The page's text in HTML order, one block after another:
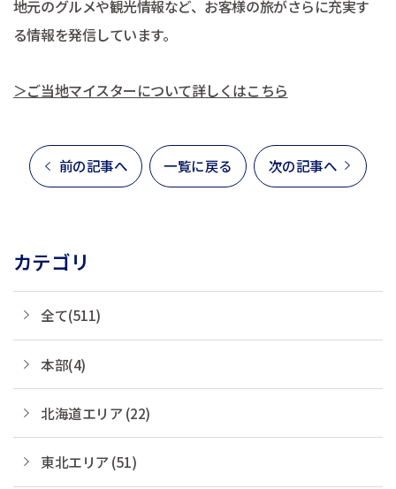
地元のグルメや観光情報など、お客様の旅がさらに充実す
る情報を発信しています。
＞ご当地マイスターについて詳しくはこちら
前の記事へ 一覧に戻る 次の記事へ
カテゴリ
全て(511)
本部(4)
北海道エリア (22)
東北エリア (51)